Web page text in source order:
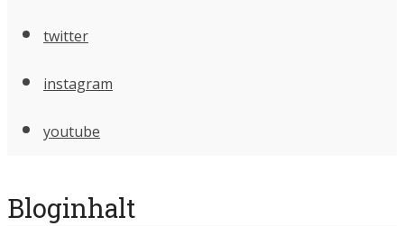
twitter
instagram
youtube
Bloginhalt